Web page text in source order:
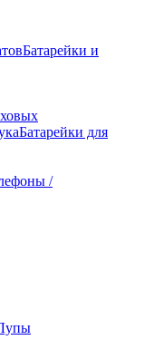
Батарейки и
Батарейки для
/